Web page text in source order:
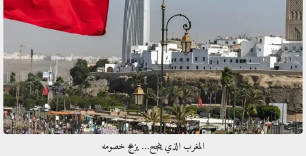
المغرب الذي ينجح… يزعج خصومه